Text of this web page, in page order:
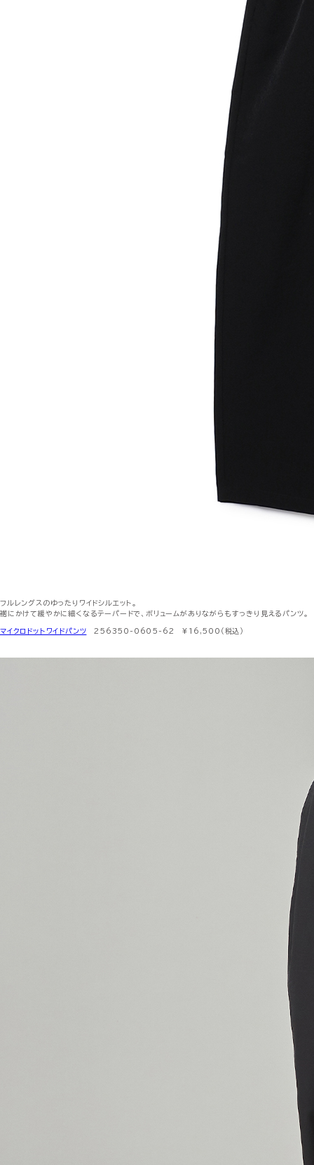
フルレングスのゆったりワイドシルエット。
裾にかけて緩やかに細くなるテーパードで、ボリュームがありながらもすっきり見えるパンツ。
マイクロドットワイドパンツ 256350-0605-62 ¥16,500（税込）